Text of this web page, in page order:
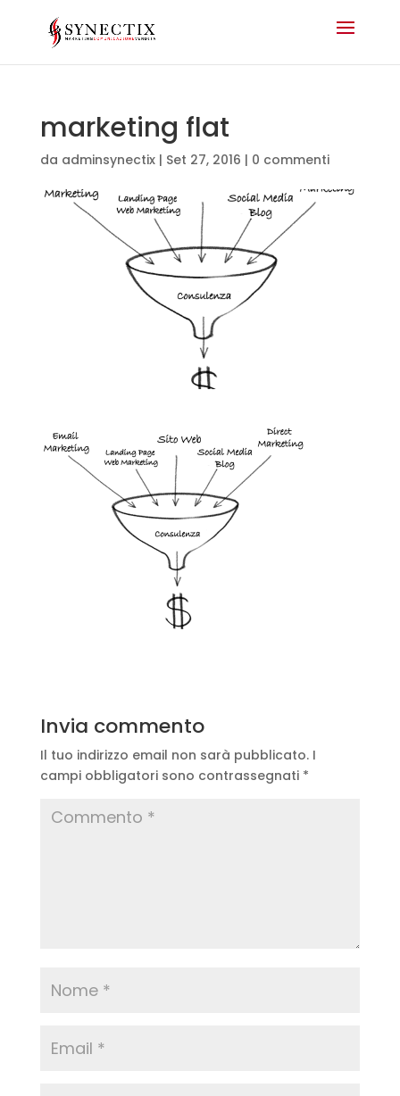
marketing flat
da adminsynectix| Set 27, 2016 | 0 commenti
Invia commento
Il tuo indirizzo email non sarà pubblicato. I
campi obbligatori sono contrassegnati *